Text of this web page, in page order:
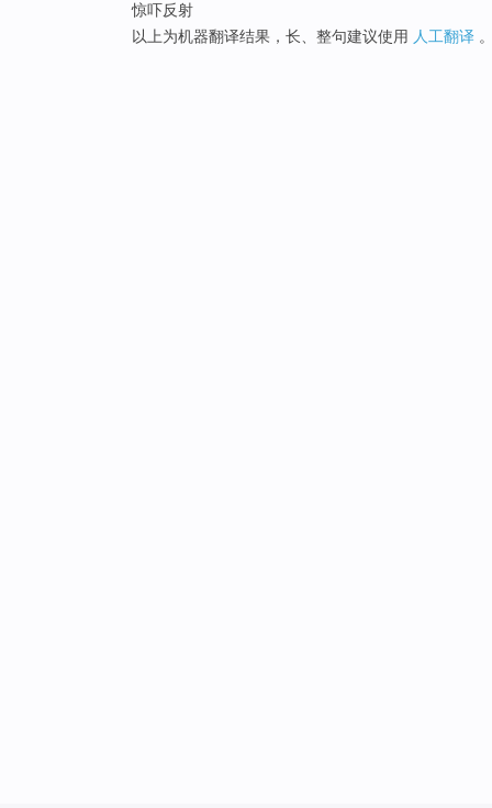
惊吓反射
以上为机器翻译结果，长、整句建议使用 人工翻译